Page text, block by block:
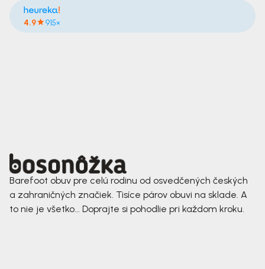
4.9 915×
Barefoot obuv pre celú rodinu od osvedčených českých
a zahraničných značiek. Tisíce párov obuvi na sklade. A
to nie je všetko... Doprajte si pohodlie pri každom kroku.